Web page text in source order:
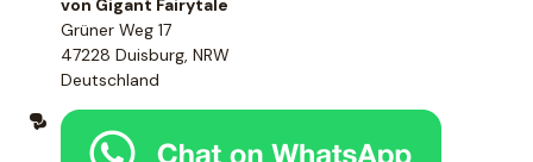
von Gigant Fairytale
Grüner Weg 17
47228 Duisburg, NRW
Deutschland